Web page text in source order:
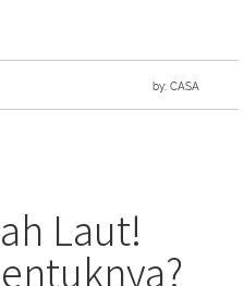
by: CASA
Laut!